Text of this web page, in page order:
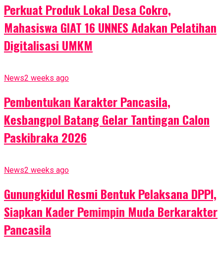
Perkuat Produk Lokal Desa Cokro,
Mahasiswa GIAT 16 UNNES Adakan Pelatihan
Digitalisasi UMKM
News2 weeks ago
Pembentukan Karakter Pancasila,
Kesbangpol Batang Gelar Tantingan Calon
Paskibraka 2026
News2 weeks ago
Gunungkidul Resmi Bentuk Pelaksana DPPI,
Siapkan Kader Pemimpin Muda Berkarakter
Pancasila